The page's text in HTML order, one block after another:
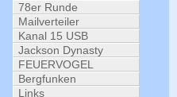
78er Runde
Mailverteiler
Kanal 15 USB
Jackson Dynasty
FEUERVOGEL
Bergfunken
Links